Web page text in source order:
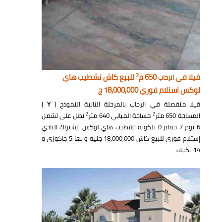
فيلا فيالرحاب650 م 2للبيع كاش تشطيب هاي
لوكس استلام فوري 18,000,000 ج
فيلا منفصلة في الرحاب بالمرحلة الثانية النموذج (Y
)
المساحة 650 متر
2 مساحة المباني 640 متر 2تطل على تشمل
6 نوم 7 حمام 0 بلكونة تشطيب هاي لوكس بإشتراك النادي
إستلام فوري للبيع كاش 18,000,000 جنيه و بها 5 جاكوزي و
14 تكيف